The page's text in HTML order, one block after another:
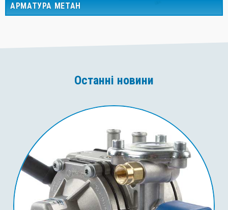
АРМАТУРА МЕТАН
Останні новини